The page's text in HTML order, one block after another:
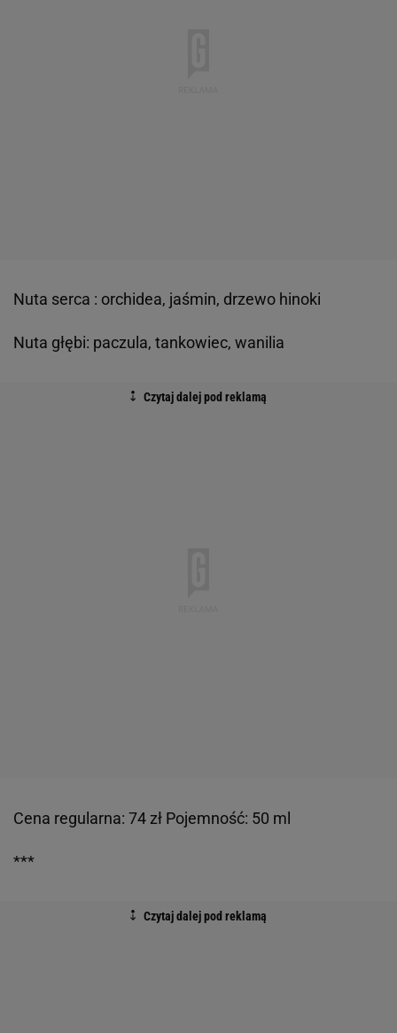
Nuta serca : orchidea, jaśmin, drzewo hinoki
Nuta głębi: paczula, tankowiec, wanilia
Cena regularna: 74 zł Pojemność: 50 ml
***